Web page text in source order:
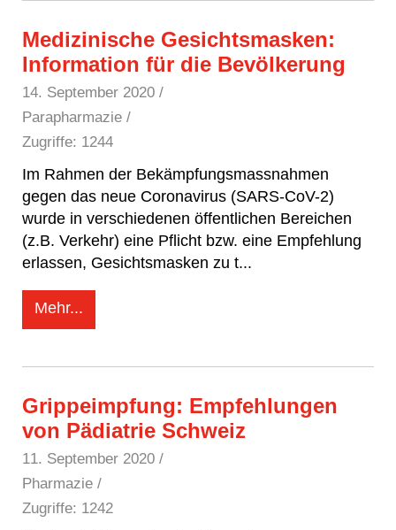
Medizinische Gesichtsmasken:
Information für die Bevölkerung
14. September 2020 /
Parapharmazie /
Zugriffe: 1244
Im Rahmen der Bekämpfungsmassnahmen
gegen das neue Coronavirus (SARS-CoV-2)
wurde in verschiedenen öffentlichen Bereichen
(z.B. Verkehr) eine Pflicht bzw. eine Empfehlung
erlassen, Gesichtsmasken zu t...
Mehr...
Grippeimpfung: Empfehlungen
von Pädiatrie Schweiz
11. September 2020 /
Pharmazie /
Zugriffe: 1242